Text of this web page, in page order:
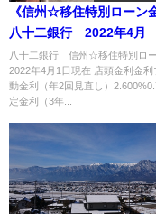
《信州☆移住特別ローン
八十二銀行 2022年4月
八十二銀行 信州☆移住特別ロー
2022年4月1日現在 店頭金利金利
動金利（年2回見直し）
定金利（3年...